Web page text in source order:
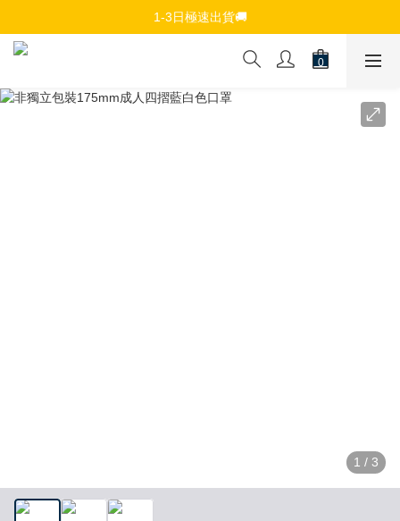
免費註冊會員，$150免運優惠
1-3日極速出貨🚚
追蹤Channel接收WhatsApp優惠通知
1 / 3